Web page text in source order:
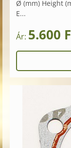
Ø (mm) Height
E...
Ár: 5.600